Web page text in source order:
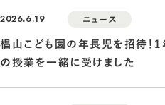
2026.6.19 ニュース
椙山こども園の年長児を招待！1
の授業を一緒に受けました